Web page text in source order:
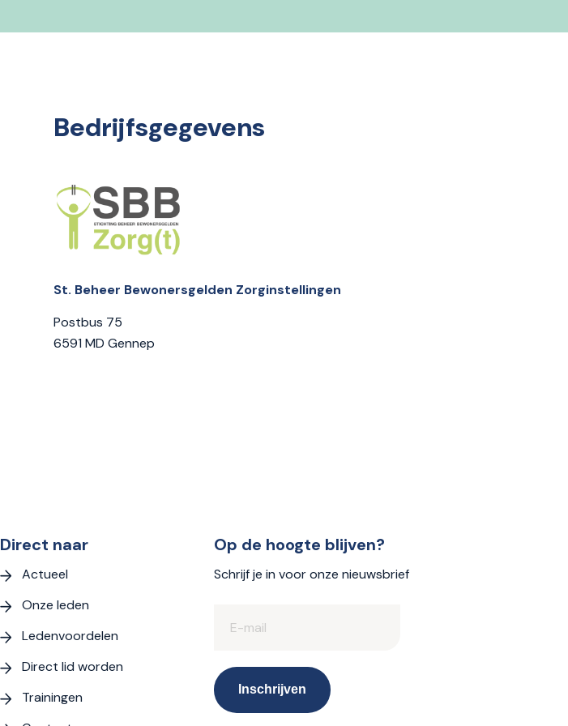
Bedrijfsgegevens
St. Beheer Bewonersgelden Zorginstellingen
Postbus 75
6591 MD Gennep
Direct naar
Actueel
Onze leden
Ledenvoordelen
Direct lid worden
Trainingen
Op de hoogte blijven?
Schrijf je in voor onze nieuwsbrief